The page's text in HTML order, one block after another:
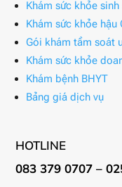
Khám sức khỏe sinh
Khám sức khỏe hậu
Gói khám tầm soát
Khám sức khỏe
Khám bệnh BHYT
Bảng giá dịch vụ
HOTLINE
083 379 0707 –